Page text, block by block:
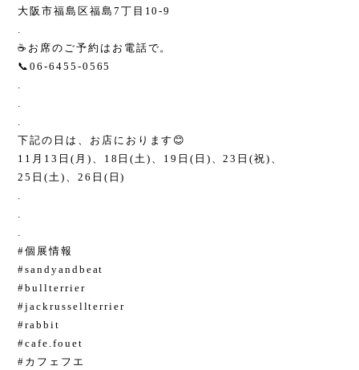
大阪市福島区福島7丁目10-9
.
☕️お席のご予約はお電話で。
📞06-6455-0565
.
.
.
下記の日は、お店におります😊
11月13日(月)、18日(土)、19日(日)、23日(祝)、
25日(土)、26日(日)
.
.
.
#個展情報
#sandyandbeat
#bullterrier
#jackrussellterrier
#rabbit
#cafe .fouet
#カフェフエ